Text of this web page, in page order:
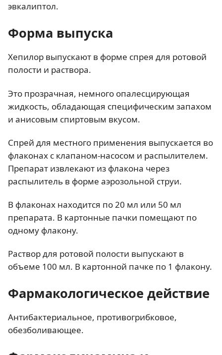
эвкалиптол.
Форма выпуска
Хепилор выпускают в форме спрея для ротовой
полости и раствора.
Это прозрачная, немного опалесцирующая
жидкость, обладающая специфическим запахом
и анисовым спиртовым вкусом.
Спрей для местного применения выпускается во
флаконах с клапаном-насосом и распылителем.
Препарат извлекают из флакона через
распылитель в форме аэрозольной струи.
В флаконах находится по 20 мл или 50 мл
препарата. В картонные пачки помещают по
одному флакону.
Раствор для ротовой полости выпускают в
объеме 100 мл. В картонной пачке по 1 флакону.
Фармакологическое действие
Антибактериальное, противогрибковое,
обезболивающее.